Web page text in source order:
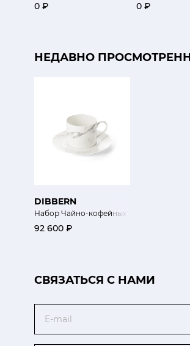
0 ₽ 0 ₽
НЕДАВНО
DIBBERN
Набор Чайно-кофейных пар 0,25 л
92 600 ₽
CВЯЗАТЬСЯ С НАМИ